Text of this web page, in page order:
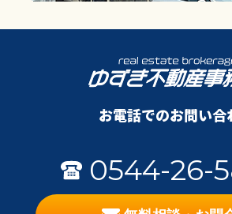
お電話でのお問い合
0544-26-